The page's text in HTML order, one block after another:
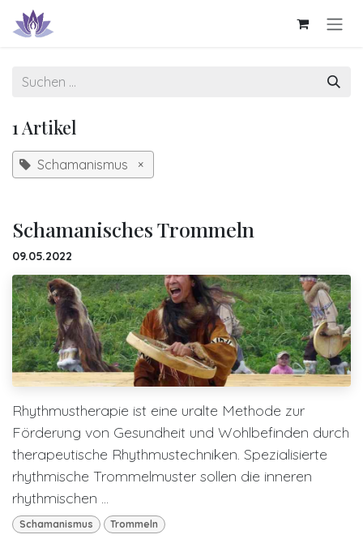
Zum Inhalt springen
1 Artikel
Schamanismus ×
Schamanisches Trommeln
09.05.2022
Rhythmustherapie ist eine uralte Methode zur
Förderung von Gesundheit und Wohlbefinden durch
therapeutische Rhythmustechniken. Spezialisierte
rhythmische Trommelmuster sollen die inneren
rhythmischen ...
Schamanismus Trommeln